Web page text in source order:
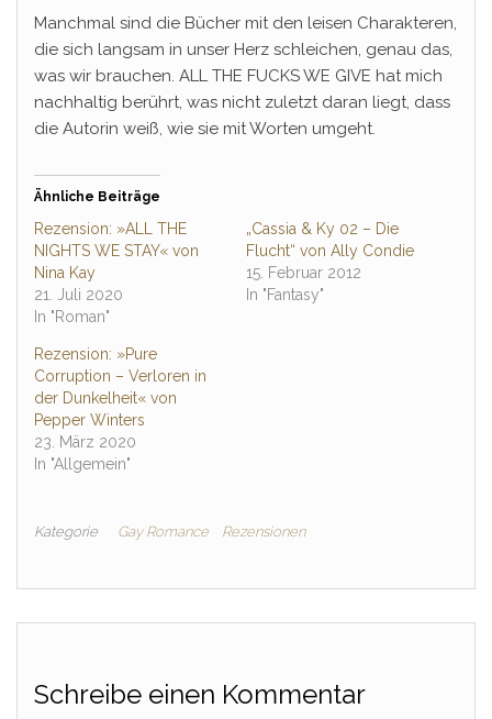
Manchmal sind die Bücher mit den leisen Charakteren,
die sich langsam in unser Herz schleichen, genau das,
was wir brauchen. ALL THE FUCKS WE GIVE hat mich
nachhaltig berührt, was nicht zuletzt daran liegt, dass
die Autorin weiß, wie sie mit Worten umgeht.
Ähnliche Beiträge
Rezension: »ALL THE
NIGHTS WE STAY« von
Nina Kay
21. Juli 2020
In "Roman"
„Cassia & Ky 02 – Die
Flucht“ von Ally Condie
15. Februar 2012
In "Fantasy"
Rezension: »Pure
Corruption – Verloren in
der Dunkelheit« von
Pepper Winters
23. März 2020
In "Allgemein"
Kategorie Gay Romance Rezensionen
Schreibe einen Kommentar